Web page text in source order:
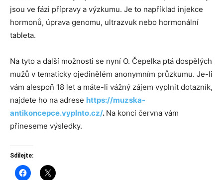
jsou ve fázi přípravy a výzkumu. Je to například injekce
hormonů, úprava genomu, ultrazvuk nebo hormonální
tableta.
Na tyto a další možnosti se nyní O. Čepelka ptá dospělých
mužů v tematicky ojedinělém anonymním průzkumu. Je-li
vám alespoň 18 let a máte-li vážný zájem vyplnit dotazník,
najdete ho na adrese https://muzska-
antikoncepce.vyplnto.cz/. Na konci června vám
přineseme výsledky.
Sdílejte: